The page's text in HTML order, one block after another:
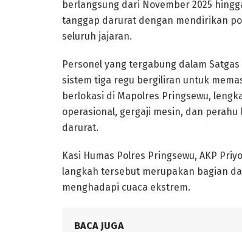
berlangsung dari November 2025
tanggap darurat dengan mendirikan
seluruh jajaran.
Personel yang tergabung dalam
sistem tiga regu bergiliran untuk
berlokasi di Mapolres Pringsewu,
operasional, gergaji mesin, dan
darurat.
Kasi Humas Polres Pringsewu, AKP
langkah tersebut merupakan bagian
menghadapi cuaca ekstrem.
BACA JUGA